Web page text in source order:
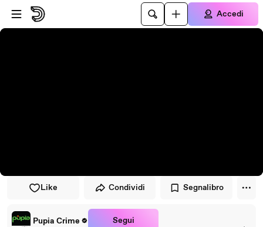
Vai al lettore
Passa al contenuto principale
Accedi
Like Condividi Segnalibro
Pupia Crime Segui